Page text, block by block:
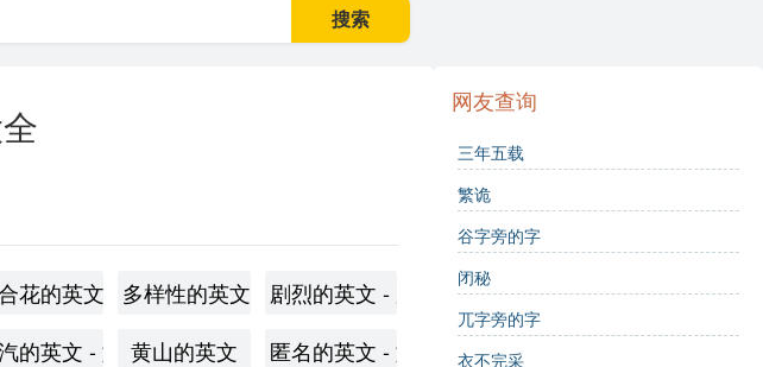
搜索
花的英文 - 百合花的英语翻译及相关用法
多样性的英文 - 多样性在英语中的表达与用法
剧烈的英文 - 剧烈的英文翻译及用法
义
的英文 - 如何用英语表达蒸汽
黄山的英文
匿名的英文 - 如何用英语表达匿名
网友查询
三年五载
繁诡
谷字旁的字
闭秘
兀字旁的字
衣不完采